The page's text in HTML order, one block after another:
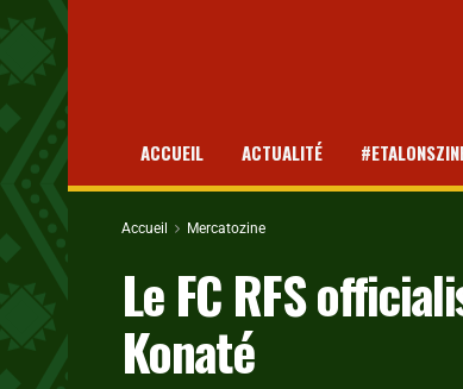
ACCUEIL ACTUALITÉ
Accueil Mercatozine
Le FC RFS
Konaté